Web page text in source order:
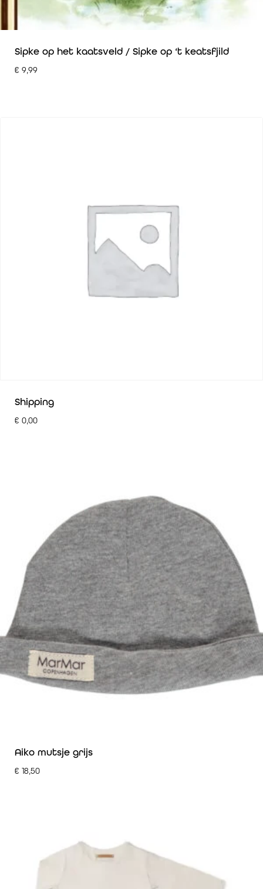
Sipke op het kaatsveld / Sipke op ‘t keatsfjild
€ 9,99
Shipping
€ 0,00
Aiko mutsje grijs
€ 18,50